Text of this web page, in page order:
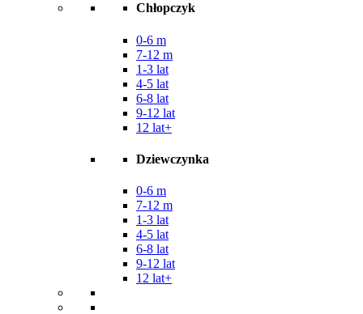
Chłopczyk
0-6 m
7-12 m
1-3 lat
4-5 lat
6-8 lat
9-12 lat
12 lat+
Dziewczynka
0-6 m
7-12 m
1-3 lat
4-5 lat
6-8 lat
9-12 lat
12 lat+